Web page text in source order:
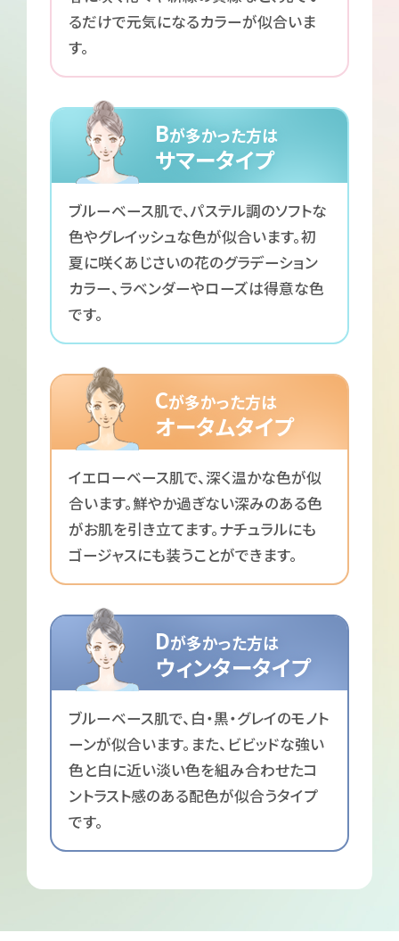
るだけで元気になるカラーが似合いま
す。
Bが多かった方は
サマータイプ
ブルーベース肌で、パステル調のソフトな
色やグレイッシュな色が似合います。初
夏に咲くあじさいの花のグラデーション
カラー、ラベンダーやローズは得意な色
です。
Cが多かった方は
オータムタイプ
イエローベース肌で、深く温かな色が似
合います。鮮やか過ぎない深みのある色
がお肌を引き立てます。ナチュラルにも
ゴージャスにも装うことができます。
Dが多かった方は
ウィンタータイプ
ブルーベース肌で、白・黒・グレイのモノト
ーンが似合います。また、ビビッドな強い
色と白に近い淡い色を組み合わせたコ
ントラスト感のある配色が似合うタイプ
です。